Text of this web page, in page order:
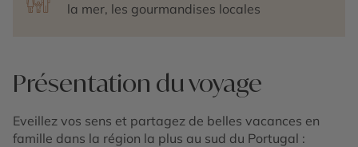
la mer, les gourmandises locales
Présentation du voyage
Eveillez vos sens et partagez de belles vacances en
famille dans la région la plus au sud du Portugal :